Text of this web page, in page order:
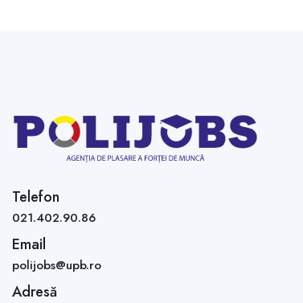
Telefon
021.402.90.86
Email
polijobs@upb.ro
Adresă